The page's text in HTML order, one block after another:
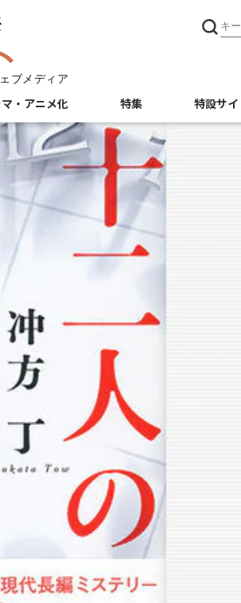
ブメディア
・アニメ化 特集 特設サイ